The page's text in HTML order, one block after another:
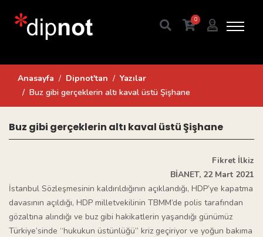
0
Anasayfa Dipnot'tan
Yazılar
Buz gibi gerçeklerin altı kaval üstü Şişhane
Buz gibi gerçeklerin altı kaval üstü Şişhane
Fikret İlkiz
BİANET, 22 Mart 2021
İstanbul Sözleşmesinin kaldırıldığının açıklandığı, HDP’ye kapatma
davasının açıldığı, HDP milletvekilinin TBMM’de polis tarafından
gözaltına alındığı ve buz gibi hakikatlerin yaşandığı günümüz
Türkiye’sinde “hukukun üstünlüğü” kriz geçiriyor ve yoğun bakıma